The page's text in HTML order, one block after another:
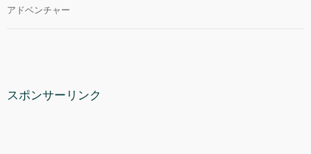
アドベンチャー
スポンサーリンク